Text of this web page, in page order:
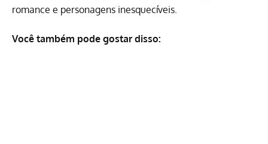
romance e personagens inesquecíveis.
Você também pode gostar disso: